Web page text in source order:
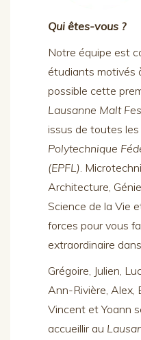
Qui êtes-vous ?
Notre équipe est
étudiants motivés
possible cette
Lausanne Malt
issus de toutes les
Polytechnique
(EPFL) .
Architecture,
Science de la Vie
forces pour vous
extraordinaire
Grégoire, Julien,
Ann-Rivière, Alex,
Vincent et Yoann
accueillir au